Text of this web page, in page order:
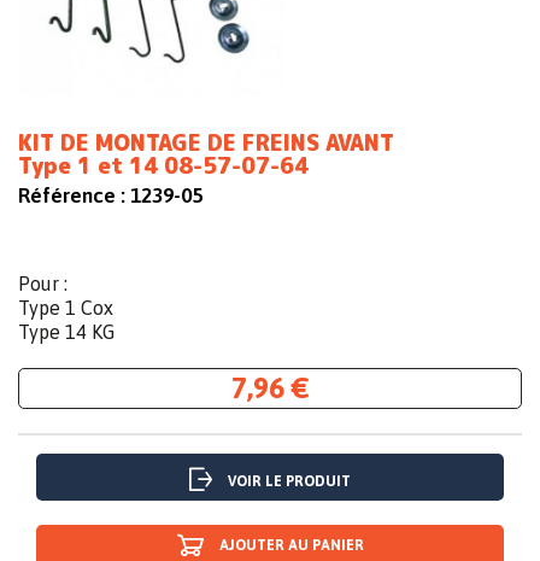
KIT DE MONTAGE DE FREINS AVANT
Type 1 et 14 08-57-07-64
Référence : 1239-05
Pour :
Type 1 Cox
Type 14 KG
7,96 €
VOIR LE PRODUIT
AJOUTER AU PANIER